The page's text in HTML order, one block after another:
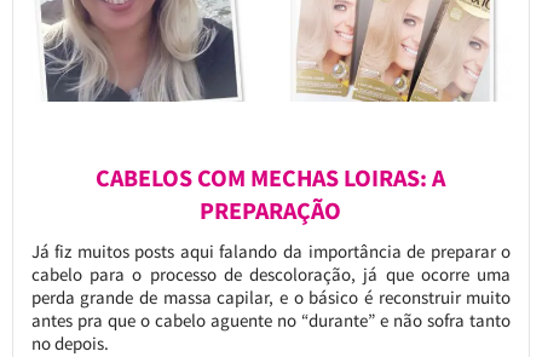
CABELOS COM MECHAS LOIRAS: A
PREPARAÇÃO
Já fiz muitos posts aqui falando da importância de preparar o
cabelo para o processo de descoloração, já que ocorre uma
perda grande de massa capilar, e o básico é reconstruir muito
antes pra que o cabelo aguente no “durante” e não sofra tanto
no depois.